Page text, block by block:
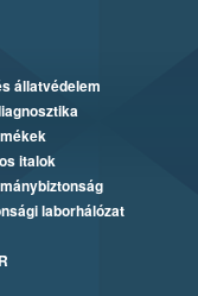
állatvédelem
italok
laborhálózat